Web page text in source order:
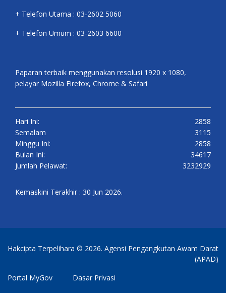
+ Telefon Utama : 03-2602 5060
+ Telefon Umum : 03-2603 6600
Paparan terbaik menggunakan resolusi 1920 x 1080,
pelayar Mozilla Firefox, Chrome & Safari
Hari Ini:
2858
Semalam
3115
Minggu Ini:
2858
Bulan Ini:
34617
Jumlah Pelawat:
3232929
Kemaskini Terakhir : 30 Jun 2026.
Hakcipta Terpelihara © 2026. Agensi Pengangkutan Awam Darat
(APAD)
Portal MyGov
Dasar Privasi